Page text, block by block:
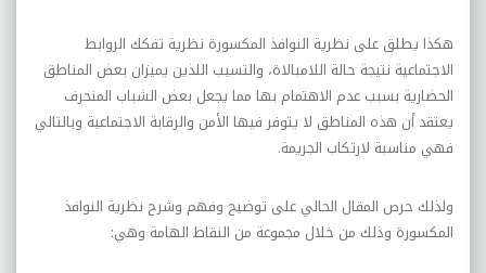
هكذا يطلق على نظرية النوافذ المكسورة نظرية تفكك الروابط
الاجتماعية نتيجة حالة اللامبالاة، والتسيب اللذين يميزان بعض المناطق
الحضارية بسبب عدم الاهتمام بها مما يجعل بعض الشباب المنحرف
يعتقد أن هذه المناطق لا يتوفر فيها الأمن والرقابة الاجتماعية وبالتالي
فهي مناسبة لارتكاب الجريمة.
ولذلك حرص المقال الحالي على توضيح وفهم وشرح نظرية النوافذ
المكسورة وذلك من خلال مجموعة من النقاط الهامة وهي: